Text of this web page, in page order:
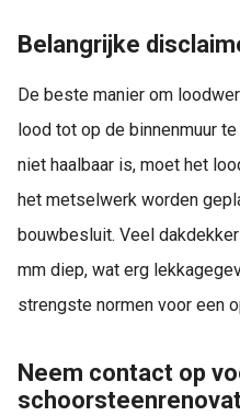
Belangrijke
De beste manier om
lood tot op de binnenmuur
niet haalbaar is, moet het
het metselwerk worden
bouwbesluit. Veel
mm diep, wat erg
strengste normen voor een
Neem contact op